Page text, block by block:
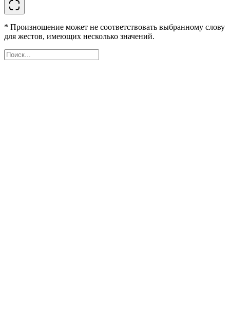
* Произношение может не соответствовать выбранному слову
для жестов, имеющих несколько значений.